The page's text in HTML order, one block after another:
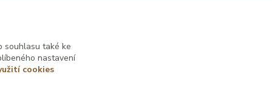
souhlasu také ke
nastavení
cookies